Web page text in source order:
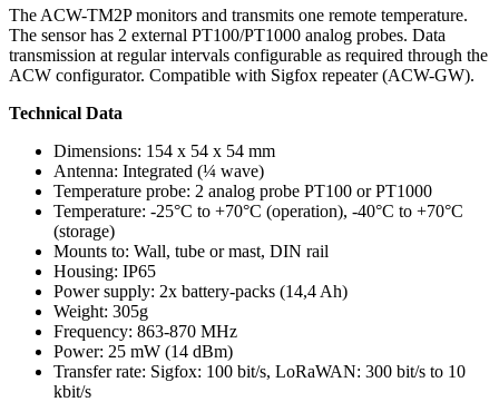
The ACW-TM2P monitors and transmits one remote temperature.
The sensor has 2 external PT100/PT1000 analog probes. Data
transmission at regular intervals configurable as required through the
ACW configurator. Compatible with Sigfox repeater (ACW-GW).
Technical Data
Dimensions: 154 x 54 x 54 mm
Antenna: Integrated (¼ wave)
Temperature probe: 2 analog probe PT100 or PT1000
Temperature: -25°C to +70°C (operation), -40°C to +70°C
(storage)
Mounts to: Wall, tube or mast, DIN rail
Housing: IP65
Power supply: 2x battery-packs (14,4 Ah)
Weight: 305g
Frequency: 863-870 MHz
Power: 25 mW (14 dBm)
Transfer rate: Sigfox: 100 bit/s, LoRaWAN: 300 bit/s to 10
kbit/s